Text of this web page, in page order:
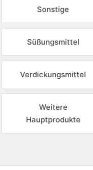
Sonstige
Süßungsmittel
Verdickungsmittel
Weitere
Hauptprodukte